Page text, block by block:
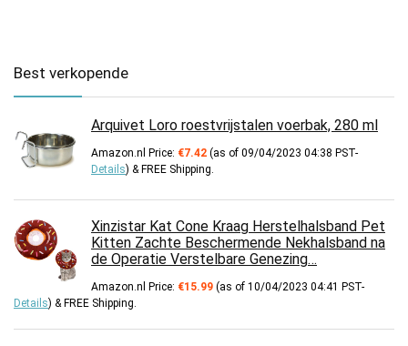
Best verkopende
Arquivet Loro roestvrijstalen voerbak, 280 ml
Amazon.nl Price: €7.42 (as of 09/04/2023 04:38 PST-
Details) & FREE Shipping.
Xinzistar Kat Cone Kraag Herstelhalsband Pet
Kitten Zachte Beschermende Nekhalsband na
de Operatie Verstelbare Genezing…
Amazon.nl Price: €15.99 (as of 10/04/2023 04:41 PST-
Details) & FREE Shipping.